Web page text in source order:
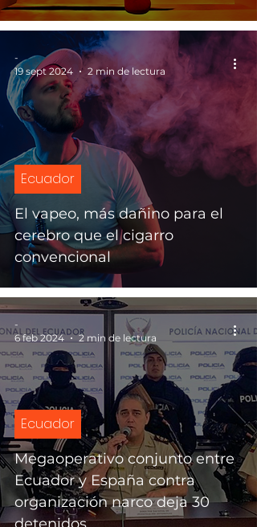
El vapeo, más dañino para el
cerebro que el cigarro
convencional
Ecuador
-
19 sept 2024
2 min de lectura
Megaoperativo conjunto entre
Ecuador y España contra
organización narco deja 30
Ecuador
-
6 feb 2024
2 min de lectura